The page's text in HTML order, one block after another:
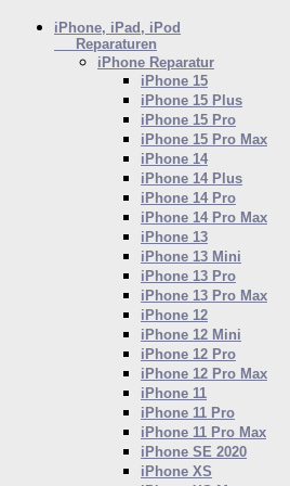
iPhone, iPad, iPod
Reparaturen
iPhone Reparatur
iPhone 15
iPhone 15 Plus
iPhone 15 Pro
iPhone 15 Pro Max
iPhone 14
iPhone 14 Plus
iPhone 14 Pro
iPhone 14 Pro Max
iPhone 13
iPhone 13 Mini
iPhone 13 Pro
iPhone 13 Pro Max
iPhone 12
iPhone 12 Mini
iPhone 12 Pro
iPhone 12 Pro Max
iPhone 11
iPhone 11 Pro
iPhone 11 Pro Max
iPhone SE 2020
iPhone XS